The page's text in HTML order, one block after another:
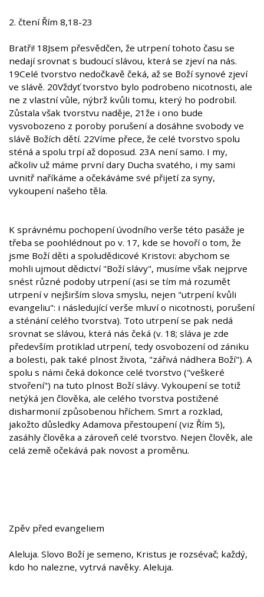
2. čtení Řím 8,18-23
Bratři! 18Jsem přesvědčen, že utrpení tohoto času se
nedají srovnat s budoucí slávou, která se zjeví na nás.
19Celé tvorstvo nedočkavě čeká, až se Boží synové zjeví
ve slávě. 20Vždyť tvorstvo bylo podrobeno nicotnosti, ale
ne z vlastní vůle, nýbrž kvůli tomu, který ho podrobil.
Zůstala však tvorstvu naděje, 21že i ono bude
vysvobozeno z poroby porušení a dosáhne svobody ve
slávě Božích dětí. 22Víme přece, že celé tvorstvo spolu
sténá a spolu trpí až doposud. 23A není samo. I my,
ačkoliv už máme první dary Ducha svatého, i my sami
uvnitř naříkáme a očekáváme své přijetí za syny,
vykoupení našeho těla.
K správnému pochopení úvodního verše této pasáže je
třeba se poohlédnout po v. 17, kde se hovoří o tom, že
jsme Boží děti a spoludědicové Kristovi: abychom se
mohli ujmout dědictví "Boží slávy", musíme však nejprve
snést různé podoby utrpení (asi se tím má rozumět
utrpení v nejširším slova smyslu, nejen "utrpení kvůli
evangeliu": i následující verše mluví o nicotnosti, porušení
a sténání celého tvorstva). Toto utrpení se pak nedá
srovnat se slávou, která nás čeká (v. 18; sláva je zde
především protiklad utrpení, tedy osvobození od zániku
a bolesti, pak také plnost života, "zářivá nádhera Boží"). A
spolu s námi čeká dokonce celé tvorstvo ("veškeré
stvoření") na tuto plnost Boží slávy. Vykoupení se totiž
netýká jen člověka, ale celého tvorstva postižené
disharmonií způsobenou hříchem. Smrt a rozklad,
jakožto důsledky Adamova přestoupení (viz Řím 5),
zasáhly člověka a zároveň celé tvorstvo. Nejen člověk, ale
celá země očekává pak novost a proměnu.
Zpěv před evangeliem
Aleluja. Slovo Boží je semeno, Kristus je rozsévač; každý,
kdo ho nalezne, vytrvá navěky. Aleluja.